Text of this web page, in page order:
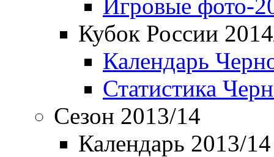
Игровые фото-
Кубок России
Календарь
Статистика
Сезон 2013/14
Календарь 2013/14